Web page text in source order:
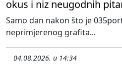
okus i niz neugodnih
Samo dan nakon što je
neprimjerenog grafita...
04.08.2026. u 14:34